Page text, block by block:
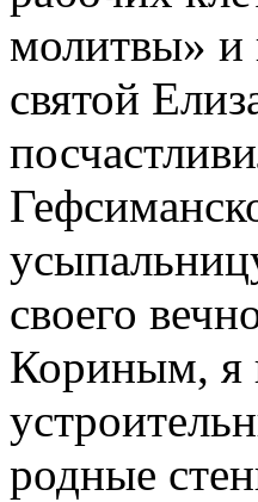
молитвы» и
святой
своего
Кориным, я
родные